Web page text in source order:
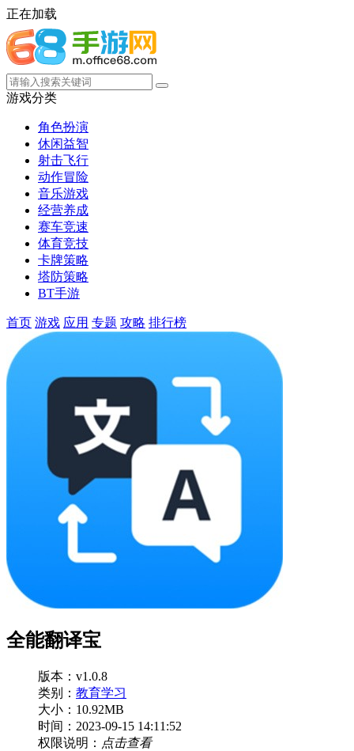
正在加载
游戏分类
角色扮演
休闲益智
射击飞行
动作冒险
音乐游戏
经营养成
赛车竞速
体育竞技
卡牌策略
塔防策略
BT手游
首页 游戏 应用 专题 攻略 排行榜
全能翻译宝
版本：v1.0.8
类别： 教育学习
大小：10.92MB
时间：2023-09-15 14:11:52
权限说明： 点击查看